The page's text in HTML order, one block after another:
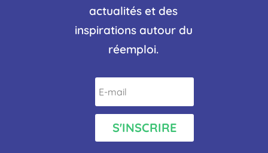
actualités et des
inspirations autour du
réemploi.
S'INSCRIRE